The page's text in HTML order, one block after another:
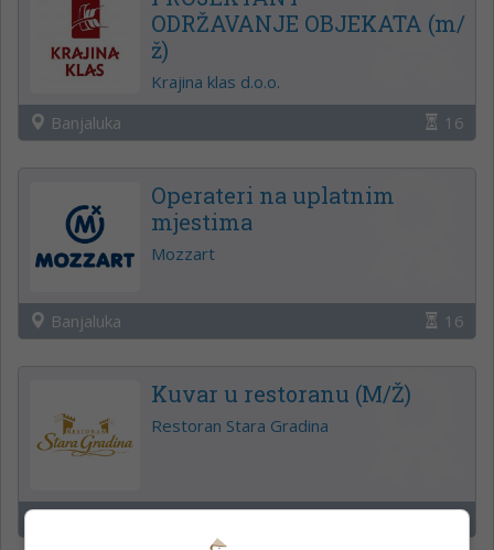
ODRŽAVANJE OBJEKATA (m/
ž)
Krajina klas d.o.o.
Banjaluka
16
Operateri na uplatnim
mjestima
Mozzart
Banjaluka 16
Kuvar u restoranu (M/Ž)
Restoran Stara Gradina
16